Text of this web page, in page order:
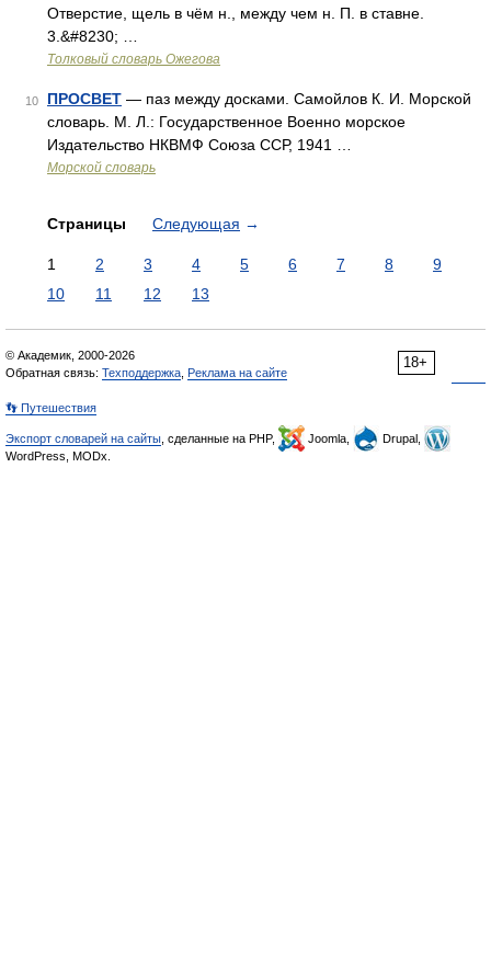
Отверстие, щель в чём н., между чем н. П. в ставне.
3.&#8230; …
Толковый словарь Ожегова
10 ПРОСВЕТ — паз между досками. Самойлов К. И. Морской
словарь. М. Л.: Государственное Военно морское
Издательство НКВМФ Союза ССР, 1941 …
Морской словарь
Страницы Следующая →
1 2 3 4 5 6 7 8
9
10
11 12 13
18+
© Академик, 2000-2026
Обратная связь: Техподдержка Реклама на сайте
👣 Путешествия
Экспорт словарей на сайты , сделанные на PHP, Joomla,
Drupal,
WordPress, MODx.